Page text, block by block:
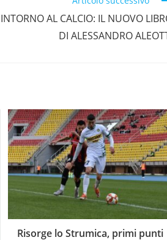
AL CALCIO: IL NUOVO
DI ALESSANDRO
Risorge lo Strumica, primi punti